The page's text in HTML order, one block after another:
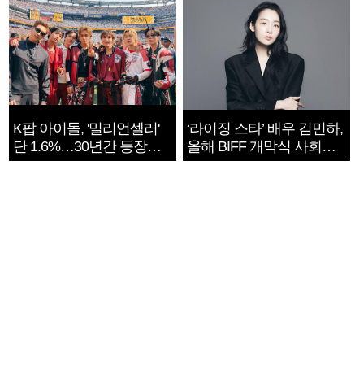
K팝 아이돌, '밀리언셀러'
단 1.6%…30년간 등장
1182개팀 전수조사
‘라이징 스타’ 배우 김민하,
올해 BIFF 개막식 사회자
확정